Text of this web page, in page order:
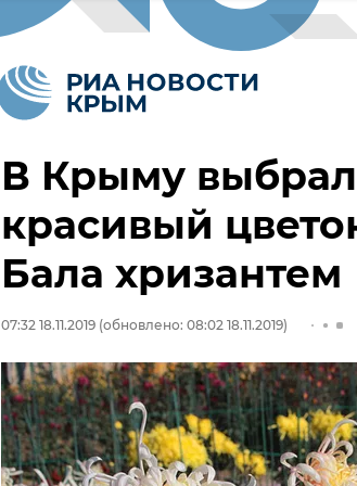
В Крыму
красивый
Бала хризантем
07:32 18.11.2019 (обновлено: 08:02 18.11.2019)